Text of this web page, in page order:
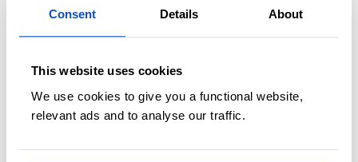
Consent Details About
This website uses cookies
We use cookies to give you a functional website,
relevant ads and to analyse our traffic.